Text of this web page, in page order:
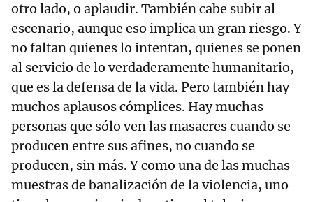
otro lado, o aplaudir. También cabe subir al
escenario, aunque eso implica un gran riesgo. Y
no faltan quienes lo intentan, quienes se ponen
al servicio de lo verdaderamente humanitario,
que es la defensa de la vida. Pero también hay
muchos aplausos cómplices. Hay muchas
personas que sólo ven las masacres cuando se
producen entre sus afines, no cuando se
producen, sin más. Y como una de las muchas
muestras de banalización de la violencia, uno